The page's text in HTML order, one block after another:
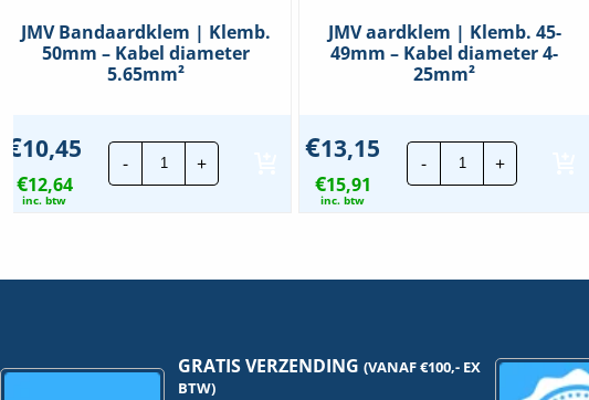
JMV Bandaardklem | Klemb.
50mm – Kabel diameter
5.65mm²
€10,45
€12,64
inc. btw
-
JMV
Bandaardklem
|
+
JMV aardklem | Klemb. 45-
49mm – Kabel diameter 4-
25mm²
€13,15
€15,91
inc. btw
-
JMV
aardklem
|
+
GRATIS VERZENDING(VANAF €100,- EX
BTW)